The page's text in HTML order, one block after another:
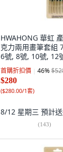
HWAHONG 華虹
克力兩用畫筆套組
6號, 8號, 10號, 12
首購折扣價 46%
$280
($280.00/1套)
8/12 星期三 預計
(143)